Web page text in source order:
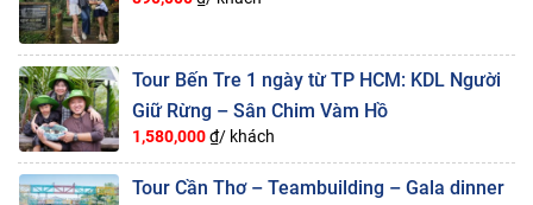
Tour Bến Tre 1 ngày từ TP HCM: KDL Người
Giữ Rừng – Sân Chim Vàm Hồ
1,580,000₫/ khách
Tour Cần Thơ – Teambuilding – Gala dinner